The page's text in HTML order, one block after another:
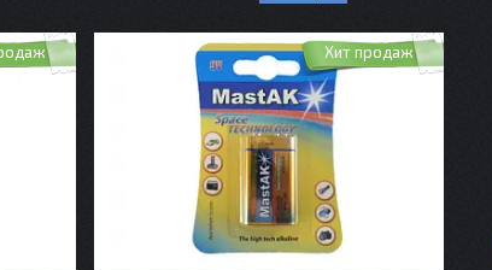
Хит продаж